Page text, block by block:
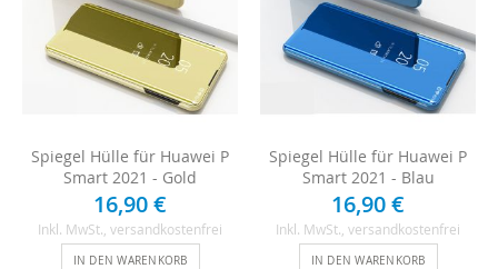
Spiegel Hülle für Huawei P
Smart 2021 - Gold
16,90 €
Inkl. MwSt. , versandkostenfrei
IN DEN WARENKORB
Spiegel Hülle für Huawei P
Smart 2021 - Blau
16,90 €
Inkl. MwSt. , versandkostenfrei
IN DEN WARENKORB